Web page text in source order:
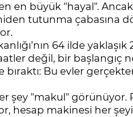
büyük "hayal". Ancak
tutunma çabasına
64 ilde yaklaşık
değil, bir başlangıç
Bu evler
şey "makul"
hesap makinesi her